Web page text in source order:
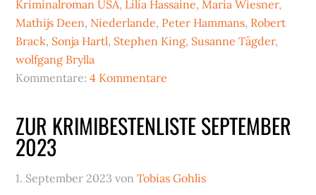
Kriminalroman USA, Lilia Hassaine,Maria Wiesner,
Mathijs Deen, Niederlande, Peter Hammans, Robert
Brack, Sonja Hartl, Stephen King, Susanne Tägder,
wolfgang Brylla
Kommentare:4 Kommentare
ZUR KRIMIBESTENLISTE SEPTEMBER
2023
1. September 2023 vonTobias Gohlis